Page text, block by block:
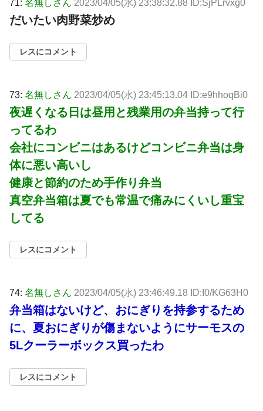
71: 名無しさん 2023/04/05(水) 23:38:32.88 ID:SjPLrvxg0
だいたい肉野菜炒め
レスにコメント
73: 名無しさん 2023/04/05(水) 23:45:13.04 ID:e9hhoqBi0
夜遅くなる日は昼用と残業用の弁当持って行
ってるわ
会社にコンビニはあるけどコンビニ弁当は身
体に悪い高いし
健康と節約のため手作り弁当
真空弁当箱は夏でも常温で痛みにくいし重宝
してる
レスにコメント
74: 名無しさん 2023/04/05(水) 23:46:49.18 ID:I0/KG63H0
弁当箱はないけど、おにぎりを持参するため
に、夏おにぎりが傷まないようにサーモスの
5Lクーラーボックス買ったわ
レスにコメント